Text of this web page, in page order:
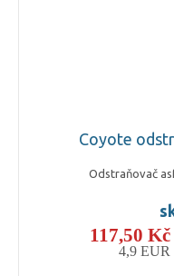
Coyote
Odstraňovač
117,50 Kč
4,9 EUR